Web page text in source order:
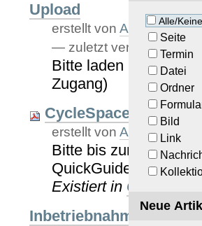
Alle/
Seite
Termin
Datei
Ordner
Bild
Link
Neue
Upload
erstellt vonArmin Stroß-
— zuletzt verändert:
Bitte laden Sie ihre
Zugang)
CycleSpaces VR
erstellt vonArmin Stroß-
Bitte bis zur
QuickGuide
Existiert in QR-Codes
Inbetriebnahme,